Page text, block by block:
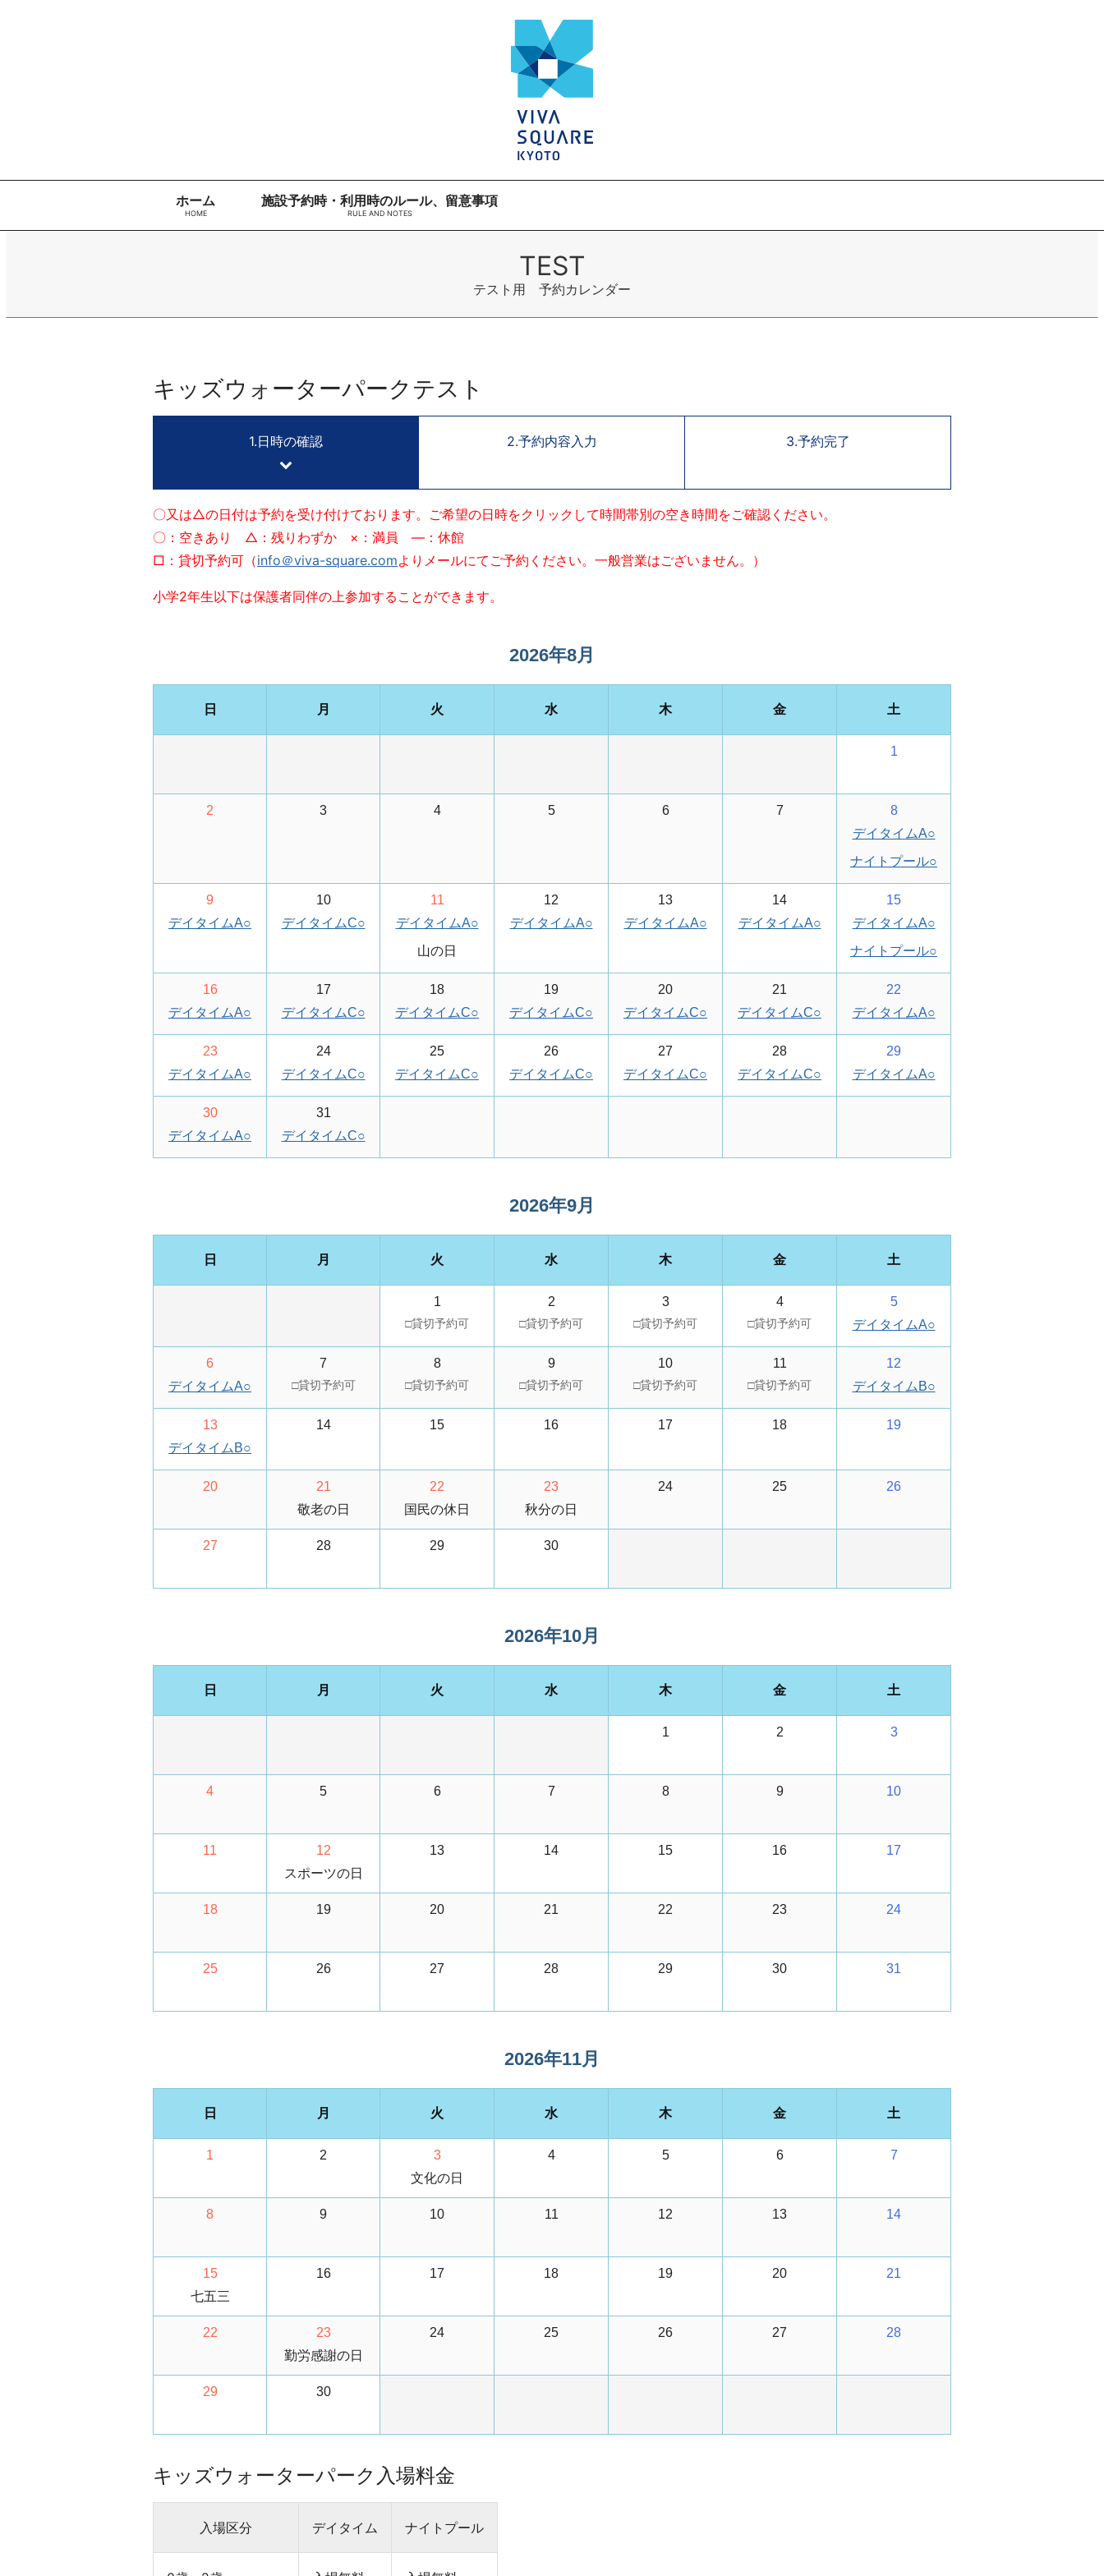
きます
ホーム 施設予約時・利用時のルール、留意事項
テスト用 予約カレンダー
キッズウォーターパークテスト
1.日時の確認 2.予約内容入力 3.予約完了
〇又は△の日付は予約を受け付けております。ご希望の日時をクリックして時間帯別の空き時間をご確認ください。
〇：空きあり △：残りわずか ×：満員 ―：休館
□：貸切予約可（info＠viva-square.comよりメールにてご予約ください。一般営業はございません。）
小学2年生以下は保護者同伴の上参加することができます。
2026年8月
日 月 火 水 木 金 土
1
2 3 4 5 6 7
8
デイタイムA○
ナイトプール○
9
デイタイムA○
10
デイタイムC○
11
デイタイムA○
山の日
12
デイタイムA○
13
デイタイムA○
14
デイタイムA○
15
デイタイムA○
ナイトプール○
16
デイタイムA○
17
デイタイムC○
18
デイタイムC○
19
デイタイムC○
20
デイタイムC○
21
デイタイムC○
22
デイタイムA○
23
デイタイムA○
24
デイタイムC○
25
デイタイムC○
26
デイタイムC○
27
デイタイムC○
28
デイタイムC○
29
デイタイムA○
30
デイタイムA○
31
デイタイムC○
2026年9月
日 月 火 水 木 金 土
1 2 3 4
5
デイタイムA○
6
デイタイムA○
7 8 9 10 11
12
デイタイムB○
13
デイタイムB○
14 15 16 17 18 19
20
21
敬老の日
22
国民の休日
23
秋分の日
24 25 26
27 28 29 30
2026年10月
日 月 火 水 木 金 土
1 2 3
4 5 6 7 8 9 10
11
12
スポーツの日
13 14 15 16 17
18 19 20 21 22 23 24
25 26 27 28 29 30 31
2026年11月
日 月 火 水 木 金 土
1 2
3
文化の日
4 5 6 7
8 9 10 11 12 13 14
15
七五三
16 17 18 19 20 21
22
23
勤労感謝の日
24 25 26 27 28
29 30
キッズウォーターパーク入場料金
入場区分 デイタイム ナイトプール